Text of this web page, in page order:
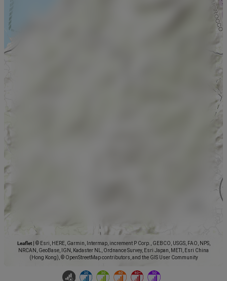
Leaflet
© Esri, HERE, Garmin, Intermap, increment P Corp., GEBCO, USGS, FAO, NPS,
NRCAN, GeoBase, IGN, Kadaster NL, Ordnance Survey, Esri Japan, METI, Esri China
(Hong Kong), © OpenStreetMap contributors, and the GIS User Community